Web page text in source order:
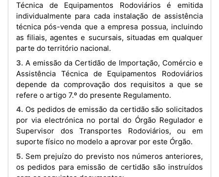
Técnica de Equipamentos Rodoviários é emitida
individualmente para cada instalação de assistência
técnica pós-venda que a empresa possua, incluindo
as filiais, agentes e sucursais, situadas em qualquer
parte do território nacional.
3. A emissão da Certidão de Importação, Comércio e
Assistência Técnica de Equipamentos Rodoviários
depende da comprovação dos requisitos a que se
refere o artigo 7.º do presente Regulamento.
4. Os pedidos de emissão da certidão são solicitados
por via electrónica no portal do Órgão Regulador e
Supervisor dos Transportes Rodoviários, ou em
suporte físico no modelo a aprovar por este Órgão.
5. Sem prejuízo do previsto nos números anteriores,
os pedidos para emissão de certidão são instruídos